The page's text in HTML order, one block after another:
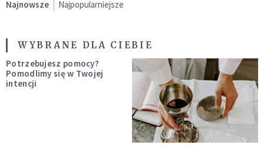
Najnowsze Najpopularniejsze
WYBRANE DLA CIEBIE
Potrzebujesz pomocy?
Pomodlimy się w Twojej
intencji